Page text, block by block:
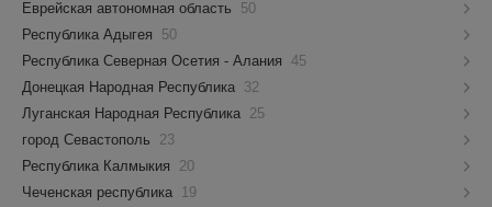
Еврейская автономная область
50
Республика Адыгея
50
Республика Северная Осетия - Алания 45
Донецкая Народная Республика 32
Луганская Народная Республика 25
город Севастополь
23
Республика Калмыкия
20
Чеченская республика
19